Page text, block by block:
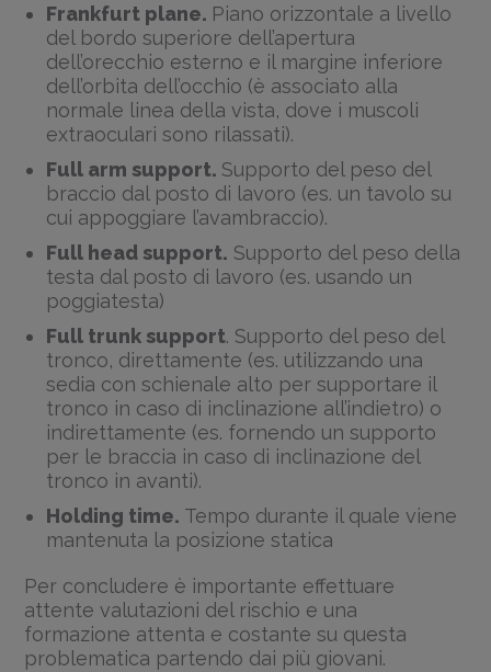
Frankfurt plane. Piano orizzontale a livello
del bordo superiore dell’apertura
dell’orecchio esterno e il margine inferiore
dell’orbita dell’occhio (è associato alla
normale linea della vista, dove i muscoli
extraoculari sono rilassati).
Full arm support. Supporto del peso del
braccio dal posto di lavoro (es. un tavolo su
cui appoggiare l’avambraccio).
Full head support. Supporto del peso della
testa dal posto di lavoro (es. usando un
poggiatesta)
Full trunk support. Supporto del peso del
tronco, direttamente (es. utilizzando una
sedia con schienale alto per supportare il
tronco in caso di inclinazione all’indietro) o
indirettamente (es. fornendo un supporto
per le braccia in caso di inclinazione del
tronco in avanti).
Holding time. Tempo durante il quale viene
mantenuta la posizione statica
Per concludere è importante effettuare
attente valutazioni del rischio e una
formazione attenta e costante su questa
problematica partendo dai più giovani.